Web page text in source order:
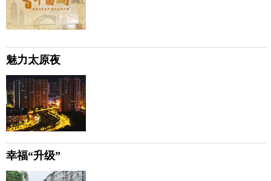
魅力太原夜
幸福“升级”